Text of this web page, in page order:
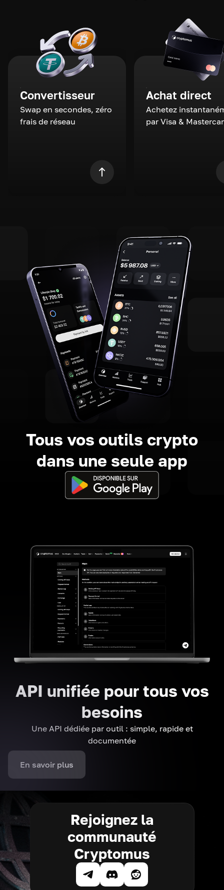
Convertisseur
Swap en secondes, zéro
frais de réseau
Achat direct
Achetez
par Visa &
Tous vos outils crypto
dans une seule app
API unifiée pour tous vos
besoins
Une API dédiée par outil : simple, rapide et
documentée
En savoir plus
Rejoignez la
communauté
Cryptomus